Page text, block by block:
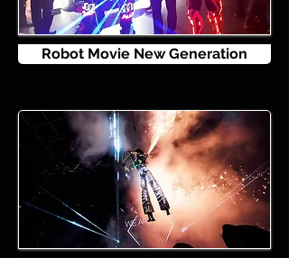
Robot Movie New Generation